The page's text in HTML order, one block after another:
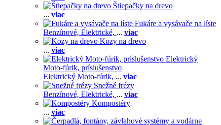
Štiepačky na drevo
... viac
Fukáre a vysávače na líste
Benzínové, Elektrické, ... viac
Kozy na drevo
... viac
Elektrický
Moto-fúrik, príslušenstvo
Elektrický Moto-fúrik, ... viac
Snežné frézy
Benzínové, Elektrické, ... viac
Kompostéry
... viac